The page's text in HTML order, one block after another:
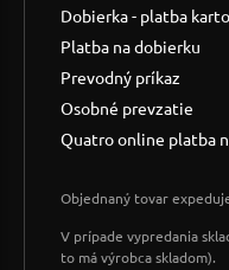
Dobierka - platba
Platba na dobierku
Prevodný príkaz
Osobné prevzatie
Quatro online platba
Objednaný tovar
V prípade vypredania
to má výrobca skladom).